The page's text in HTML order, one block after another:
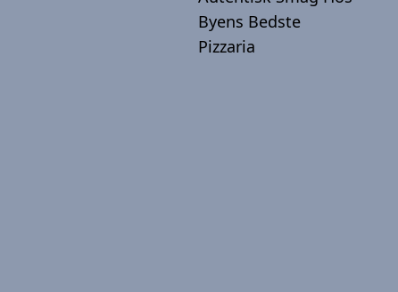
Byens Bedste
Pizzaria